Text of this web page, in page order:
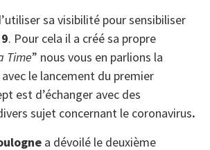
sa visibilité pour sensibiliser
. Pour cela il a créé sa propre
Time” nous vous en parlions la
le lancement du premier
est d’échanger avec des
sujet concernant le coronavirus.
a dévoilé le deuxième